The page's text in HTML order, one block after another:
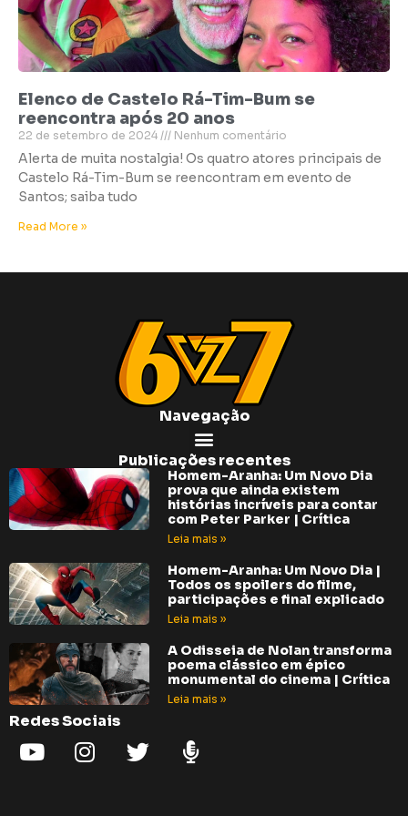
Elenco de Castelo Rá-Tim-Bum se
reencontra após 20 anos
22 de setembro de 2024 Nenhum comentário
Alerta de muita nostalgia! Os quatro atores principais de
Castelo Rá-Tim-Bum se reencontram em evento de
Santos; saiba tudo
Read More »
Navegação
Publicações recentes
Homem-Aranha: Um Novo Dia
prova que ainda existem
histórias incríveis para contar
com Peter Parker | Crítica
Leia mais »
Homem-Aranha: Um Novo Dia |
Todos os spoilers do filme,
participações e final explicado
Leia mais »
A Odisseia de Nolan transforma
poema clássico em épico
monumental do cinema | Crítica
Leia mais »
Redes Sociais